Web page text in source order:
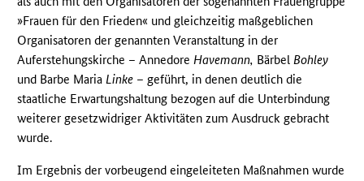
»Frauen für den Frieden« und gleichzeitig maßgeblichen
Organisatoren der genannten Veranstaltung in der
Auferstehungskirche – AnnedoreHavemann, BärbelBohley
und Barbe MariaLinke – geführt, in denen deutlich die
staatliche Erwartungshaltung bezogen auf die Unterbindung
weiterer gesetzwidriger Aktivitäten zum Ausdruck gebracht
wurde.
Im Ergebnis der vorbeugend eingeleiteten Maßnahmen wurde